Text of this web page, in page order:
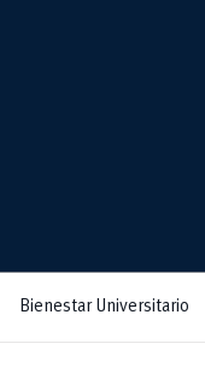
Bienestar Universitario